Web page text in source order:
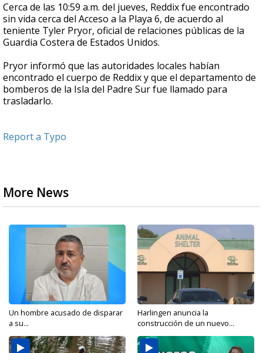
Cerca de las 10:59 a.m. del jueves, Reddix fue encontrado
sin vida cerca del Acceso a la Playa 6, de acuerdo al
teniente Tyler Pryor, oficial de relaciones públicas de la
Guardia Costera de Estados Unidos.
Pryor informó que las autoridades locales habían
encontrado el cuerpo de Reddix y que el departamento de
bomberos de la Isla del Padre Sur fue llamado para
trasladarlo.
Report a Typo
More News
Un hombre acusado de disparar
a su...
Harlingen anuncia la
construcción de un nuevo...